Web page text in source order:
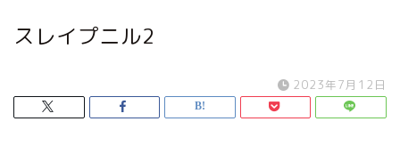
スレイプニル2
2023年7月12日